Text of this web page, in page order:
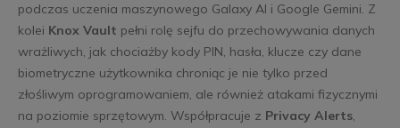
podczas uczenia maszynowego Galaxy AI i Google Gemini. Z
kolei Knox Vault pełni rolę sejfu do przechowywania danych
wrażliwych, jak chociażby kody PIN, hasła, klucze czy dane
biometryczne użytkownika chroniąc je nie tylko przed
złośliwym oprogramowaniem, ale również atakami fizycznymi
na poziomie sprzętowym. Współpracuje z Privacy Alerts,